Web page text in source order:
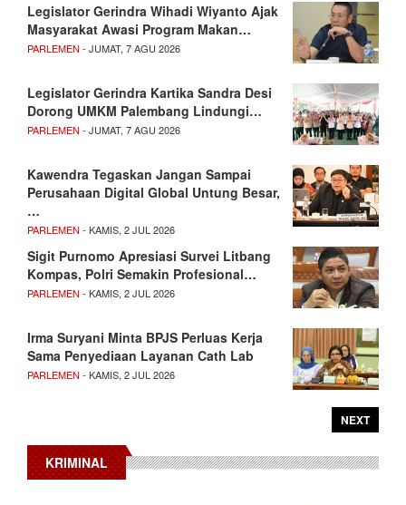
Legislator Gerindra Wihadi Wiyanto Ajak
Masyarakat Awasi Program Makan…
PARLEMEN - JUMAT, 7 AGU 2026
Legislator Gerindra Kartika Sandra Desi
Dorong UMKM Palembang Lindungi…
PARLEMEN - JUMAT, 7 AGU 2026
Kawendra Tegaskan Jangan Sampai
Perusahaan Digital Global Untung Besar,
…
PARLEMEN - KAMIS, 2 JUL 2026
Sigit Purnomo Apresiasi Survei Litbang
Kompas, Polri Semakin Profesional…
PARLEMEN - KAMIS, 2 JUL 2026
Irma Suryani Minta BPJS Perluas Kerja
Sama Penyediaan Layanan Cath Lab
PARLEMEN - KAMIS, 2 JUL 2026
NEXT
KRIMINAL